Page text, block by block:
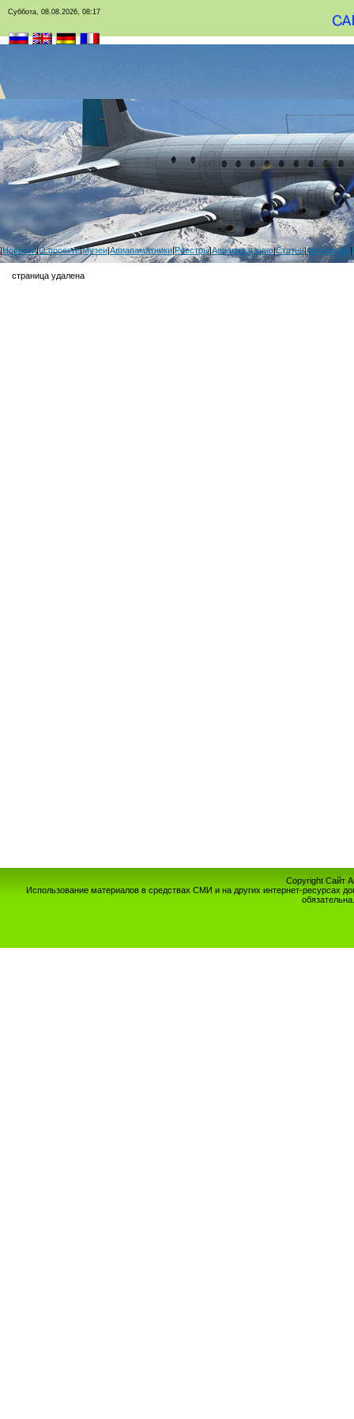
Суббота, 08.08.2026, 08:17
|Новости|О проекте|Музеи|Авиапамятники|Реестры|Авиация в кино|Статьи|Фотоархив|
страница удалена
Copyright Сайт
Использование материалов в средствах СМИ и на других интернет-ресурсах
обязательна.